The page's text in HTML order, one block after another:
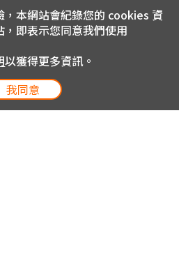
，本網站會紀錄您的 cookies 資
即表示您同意我們使用
以獲得更多資訊。
我同意